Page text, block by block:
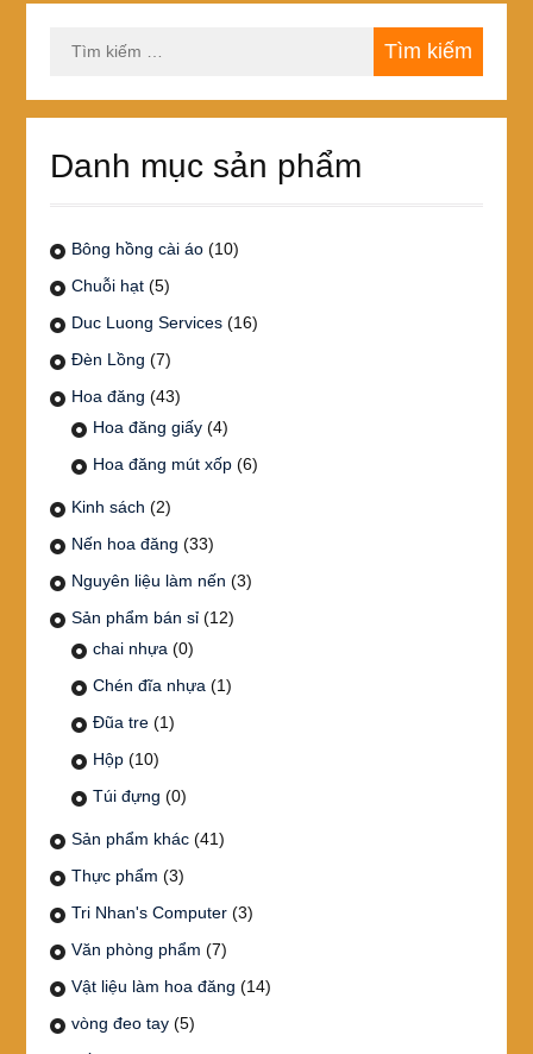
kiếm
Danh mục sản phẩm
Bông hồng cài áo (10)
Chuỗi hạt (5)
Duc Luong Services (16)
Đèn Lồng (7)
Hoa đăng (43)
Hoa đăng giấy (4)
Hoa đăng mút xốp (6)
Kinh sách (2)
Nến hoa đăng (33)
Nguyên liệu làm nến (3)
Sản phẩm bán sỉ (12)
chai nhựa (0)
Chén đĩa nhựa (1)
Đũa tre (1)
Hộp (10)
Túi đựng (0)
Sản phẩm khác (41)
Thực phẩm (3)
Tri Nhan's Computer (3)
Văn phòng phẩm (7)
Vật liệu làm hoa đăng (14)
vòng đeo tay (5)